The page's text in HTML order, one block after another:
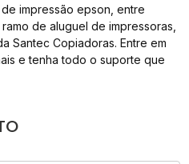
impressão epson, entre
de aluguel de impressoras,
Santec Copiadoras. Entre em
e tenha todo o suporte que